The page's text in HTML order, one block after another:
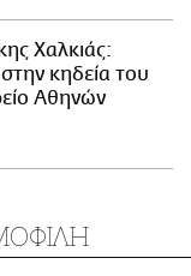
Χαλκιάς:
κηδεία του
Αθηνών